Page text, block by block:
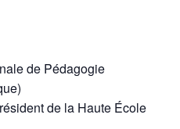
de Pédagogie
de la Haute École